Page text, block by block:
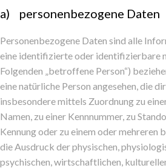
a) personenbezogene Daten
Personenbezogene Daten sind alle
eine identifizierte oder identifizierbare
Folgenden „betroffene Person“)
eine natürliche Person angesehen, die
insbesondere mittels Zuordnung zu
Namen, zu einer Kennnummer, zu
Kennung oder zu einem oder mehreren
die Ausdruck der physischen,
psychischen, wirtschaftlichen,